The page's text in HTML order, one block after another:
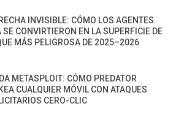
INVISIBLE: CÓMO LOS AGENTES
SE CONVIRTIERON EN LA SUPERFICIE DE
MÁS PELIGROSA DE 2025–2026
METASPLOIT: CÓMO PREDATOR
CUALQUIER MÓVIL CON ATAQUES
CERO-CLIC